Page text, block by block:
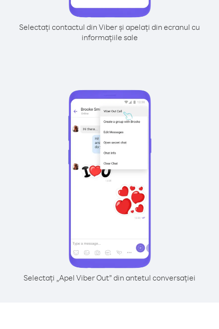
Selectați contactul din Viber și apelați din ecranul cu
informațiile sale
Selectați „Apel Viber Out” din antetul conversației